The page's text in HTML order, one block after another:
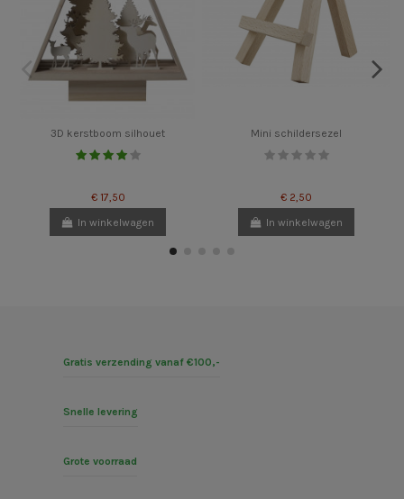
3D kerstboom silhouet
€ 17,50
In winkelwagen
Mini schildersezel
€ 2,50
In winkelwagen
Gratis verzending vanaf €100,-
Snelle levering
Grote voorraad